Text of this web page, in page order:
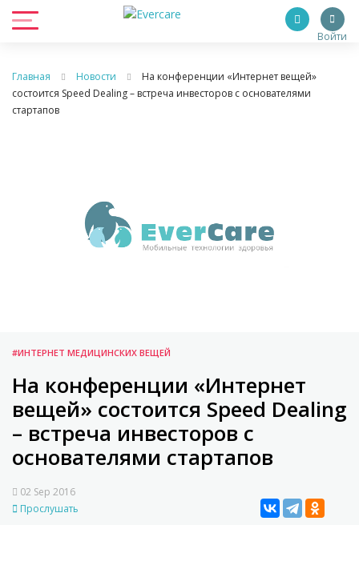
Войти
Главная Новости
На конференции «Интернет вещей»
состоится Speed Dealing – встреча инвесторов с основателями
стартапов
#ИНТЕРНЕТ МЕДИЦИНСКИХ ВЕЩЕЙ
На конференции «Интернет
вещей» состоится Speed Dealing
– встреча инвесторов с
основателями стартапов
02 Sep 2016
Прослушать